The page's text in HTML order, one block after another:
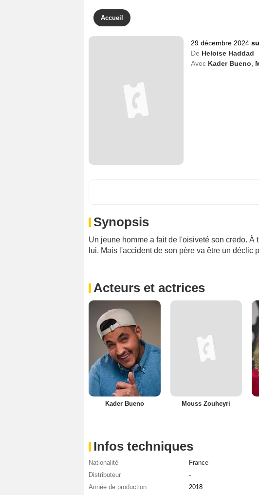
Accueil
29 décembre 2024
De Heloise Haddad
Avec Kader Bueno
Synopsis
Un jeune homme a fait de l'oisiveté son credo.
lui. Mais l'accident de son père va être un déclic
Acteurs et actrices
Kader Bueno Mouss Zouheyri
Infos techniques
Nationalité
France
Distributeur
-
Année de production
2018